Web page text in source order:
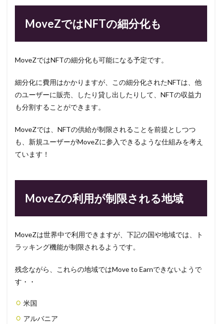
MoveZではNFTの細分化も
MoveZではNFTの細分化も可能になる予定です。
細分化に費用はかかりますが、この細分化されたNFTは、他
のユーザーに販売、したり貸し出したりして、NFTの収益力
も分割することができます。
MoveZでは、NFTの供給が制限されることを前提としつつ
も、新規ユーザーがMoveZに参入できるような仕組みを考え
ています！
MoveZの利用が制限される地域
MoveZは世界中で利用できますが、下記の国や地域では、ト
ラッキング機能が制限されるようです。
残念ながら、これらの地域ではMove to Earnできないようで
す・・
米国
アルバニア